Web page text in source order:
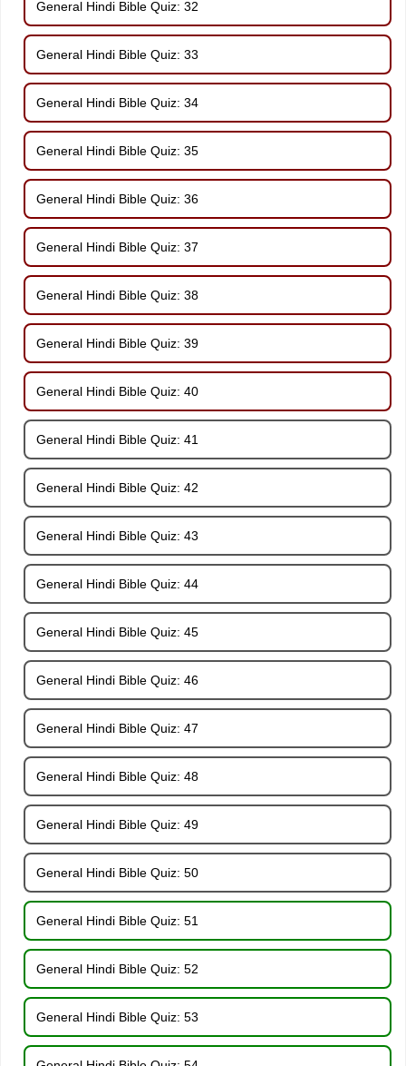
General Hindi Bible Quiz: 32
General Hindi Bible Quiz: 33
General Hindi Bible Quiz: 34
General Hindi Bible Quiz: 35
General Hindi Bible Quiz: 36
General Hindi Bible Quiz: 37
General Hindi Bible Quiz: 38
General Hindi Bible Quiz: 39
General Hindi Bible Quiz: 40
General Hindi Bible Quiz: 41
General Hindi Bible Quiz: 42
General Hindi Bible Quiz: 43
General Hindi Bible Quiz: 44
General Hindi Bible Quiz: 45
General Hindi Bible Quiz: 46
General Hindi Bible Quiz: 47
General Hindi Bible Quiz: 48
General Hindi Bible Quiz: 49
General Hindi Bible Quiz: 50
General Hindi Bible Quiz: 51
General Hindi Bible Quiz: 52
General Hindi Bible Quiz: 53